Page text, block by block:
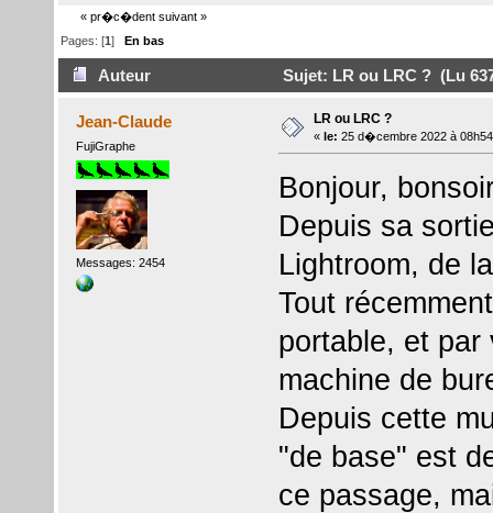
« pr�c�dent suivant »
Pages: [1] En bas
Auteur Sujet: LR ou LRC ? (Lu
Jean-Claude
FujiGraphe
Messages: 2454
LR ou LRC ?
« le: 25 d�cembre 2022 à
Bonjour,
Depuis sa
Lightroom, de
Tout
portable, et par
machine de
Depuis cette
"de base" est
ce passage,